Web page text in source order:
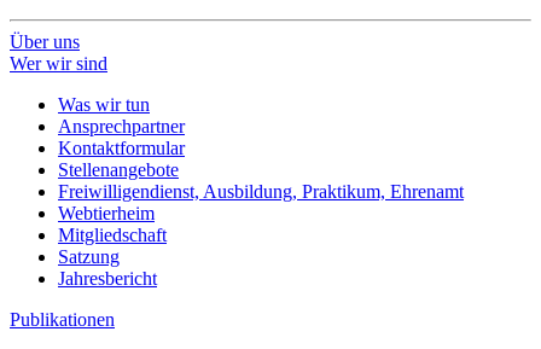
Über uns
Wer wir sind
Was wir tun
Ansprechpartner
Kontaktformular
Stellenangebote
Freiwilligendienst, Ausbildung, Praktikum, Ehrenamt
Webtierheim
Mitgliedschaft
Satzung
Jahresbericht
Publikationen